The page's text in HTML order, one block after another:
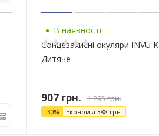
В наявності
Сонцезахисні окуляри INVU
Дитяче
907 грн. 1 295грн.
-30% Економія 388 грн.